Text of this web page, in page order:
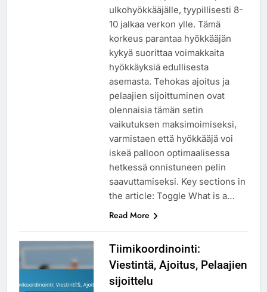
ulkohyökkääjälle, tyypillisesti 8-
10 jalkaa verkon ylle. Tämä
korkeus parantaa hyökkääjän
kykyä suorittaa voimakkaita
hyökkäyksiä edullisesta
asemasta. Tehokas ajoitus ja
pelaajien sijoittuminen ovat
olennaisia tämän setin
vaikutuksen maksimoimiseksi,
varmistaen että hyökkääjä voi
iskeä palloon optimaalisessa
hetkessä onnistuneen pelin
saavuttamiseksi. Key sections in
the article: Toggle What is a…
Read More
Tiimikoordinointi:
Viestintä, Ajoitus, Pelaajien
sijoittelu